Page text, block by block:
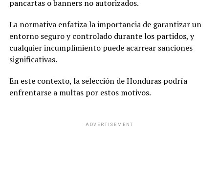
pancartas o banners no autorizados.
La normativa enfatiza la importancia de garantizar un
entorno seguro y controlado durante los partidos, y
cualquier incumplimiento puede acarrear sanciones
significativas.
En este contexto, la selección de Honduras podría
enfrentarse a multas por estos motivos.
ADVERTISEMENT